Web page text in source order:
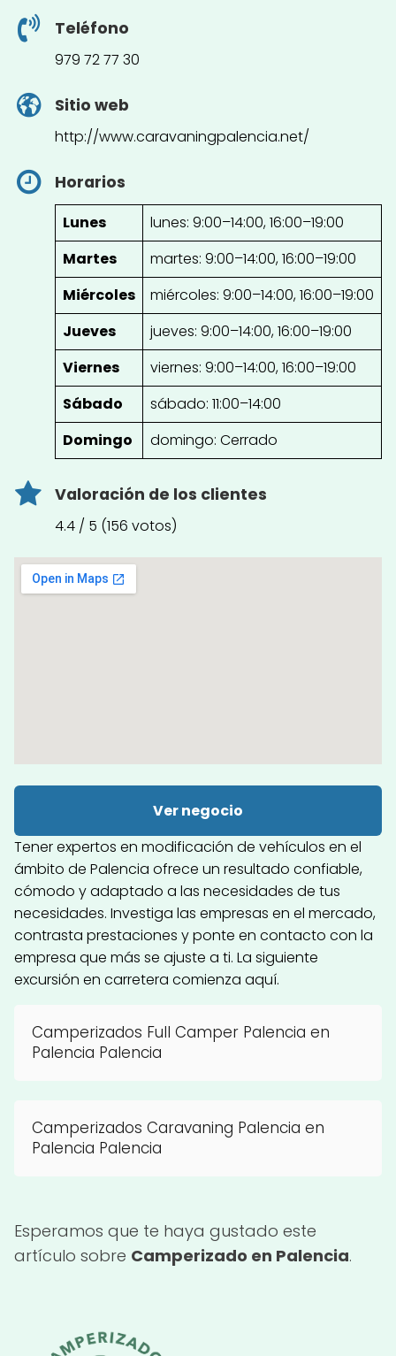
Teléfono
979 72 77 30
Sitio web
http://www.caravaningpalencia.net/
Horarios
Lunes
lunes: 9:00–14:00, 16:00–19:00
Martes
martes: 9:00–14:00, 16:00–19:00
Miércoles
miércoles: 9:00–14:00, 16:00–19:00
Jueves
jueves: 9:00–14:00, 16:00–19:00
Viernes
viernes: 9:00–14:00, 16:00–19:00
Sábado
sábado: 11:00–14:00
Domingo
domingo: Cerrado
Valoración de los clientes
4.4 / 5 (156 votos)
Ver negocio
Tener expertos en modificación de vehículos en el
ámbito de Palencia ofrece un resultado confiable,
cómodo y adaptado a las necesidades de tus
necesidades. Investiga las empresas en el mercado,
contrasta prestaciones y ponte en contacto con la
empresa que más se ajuste a ti. La siguiente
excursión en carretera comienza aquí.
Camperizados Full Camper Palencia en
Palencia Palencia
Camperizados Caravaning Palencia en
Palencia Palencia
Esperamos que te haya gustado este
artículo sobre Camperizado en Palencia.